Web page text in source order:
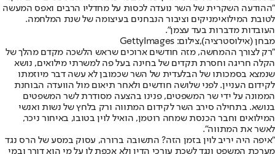
"ההודעה השקרית של השר נועדה לכסות על מחדליו הרבים ואפס המעשה
לטובת המילואימניקים וציבור הנבחנים בעיצומה של שנת המלחמה.
העובדות מדברות בעד עצמן".
מבחן (אילוסטרציה),צילום: GettyImages
"רק לצורך ההמחשה, מזה חודשים ארוכים שראש הלשכה מקדם מהלך של
הקלה חריגה וחסרת תקדים של בחינה בעל פה למשרתי מילואים, נושא
שנמצא בסמכותו של הבלעדית של השר שכמובן לא עשה דבר מיוזמתו
לקידום העניין. לפני שלושה חודשים ולאחר תיאום מול הוועדה הבוחנת
הממונה על ידי שר המשפטים, פנינו בהצעה מסודרת לשר המשפטים
בנושא. בתחילה סירב השר לקידום המתווה ורק בלחץ של נשות ואנשי
המילואים וחבר הכנסת שמחה רוטמן, הואיל לוין בטובו, באיחור ניכר,
לאשר את המתווה".
"איפה היה יריב לוין בזמן הזה? התשובה ברורה, עסוק במסע של הרס נגד
מערכת המשפט ונגד לשכת עורכי הדין ולא אכפת לו על מי הוא דורך ובמי